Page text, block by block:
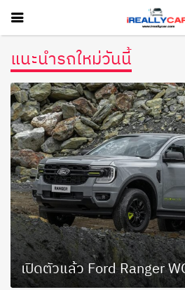
แนะนำรถใหม่วันนี้
เปิดตัวแล้ว Ford Ranger